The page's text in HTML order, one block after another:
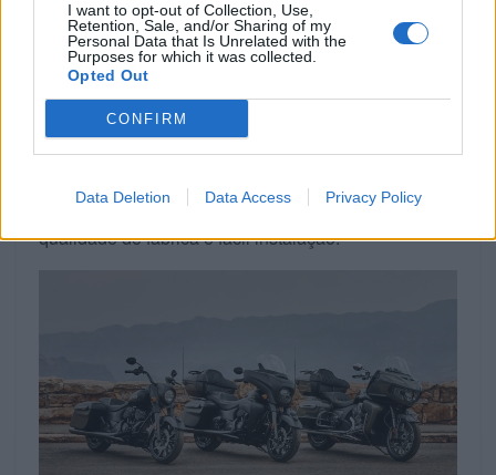
I want to opt-out of Collection, Use,
Retention, Sale, and/or Sharing of my
Personal Data that Is Unrelated with the
Purposes for which it was collected.
Opted Out
CONFIRM
Data Deletion Data Access Privacy Policy
um som potente, um estilo totalmente novo,
qualidade de fábrica e fácil instalação.